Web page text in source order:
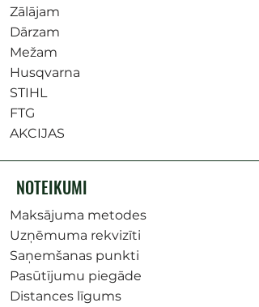
Zālājam
Dārzam
Mežam
Husqvarna
STIHL
FTG
AKCIJAS
NOTEIKUMI
Maksājuma metodes
Uzņēmuma rekvizīti
Saņemšanas punkti
Pasūtījumu piegāde
Distances līgums